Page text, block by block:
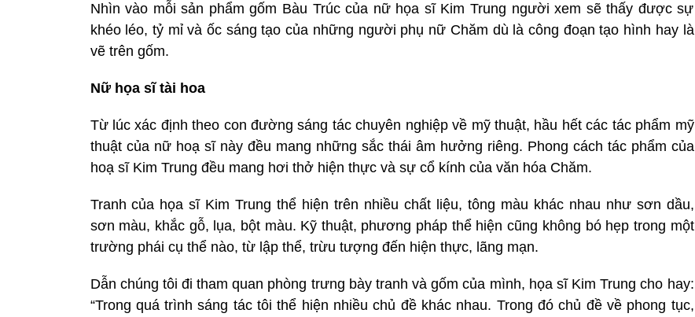
Nhìn vào mỗi sản phẩm gốm Bàu Trúc của nữ họa sĩ Kim Trung người xem sẽ thấy được sự
khéo léo, tỷ mỉ và ốc sáng tạo của những người phụ nữ Chăm dù là công đoạn tạo hình hay là
vẽ trên gốm.
Nữ họa sĩ tài hoa
Từ lúc xác định theo con đường sáng tác chuyên nghiệp về mỹ thuật, hầu hết các tác phẩm mỹ
thuật của nữ hoạ sĩ này đều mang những sắc thái âm hưởng riêng. Phong cách tác phẩm của
hoạ sĩ Kim Trung đều mang hơi thở hiện thực và sự cổ kính của văn hóa Chăm.
Tranh của họa sĩ Kim Trung thể hiện trên nhiều chất liệu, tông màu khác nhau như sơn dầu,
sơn màu, khắc gỗ, lụa, bột màu. Kỹ thuật, phương pháp thể hiện cũng không bó hẹp trong một
trường phái cụ thể nào, từ lập thể, trừu tượng đến hiện thực, lãng mạn.
Dẫn chúng tôi đi tham quan phòng trưng bày tranh và gốm của mình, họa sĩ Kim Trung cho hay:
“Trong quá trình sáng tác tôi thể hiện nhiều chủ đề khác nhau. Trong đó chủ đề về phong tục,